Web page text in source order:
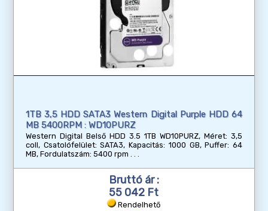
1TB 3,5 HDD SATA3 Western Digital Purple HDD 64
MB 5400RPM : WD10PURZ
Western Digital Belső HDD 3.5 1TB WD10PURZ, Méret: 3,5
coll, Csatolófelület: SATA3, Kapacitás: 1000 GB, Puffer: 64
MB, Fordulatszám: 5400 rpm
Bruttó ár :
55 042 Ft
Rendelhető